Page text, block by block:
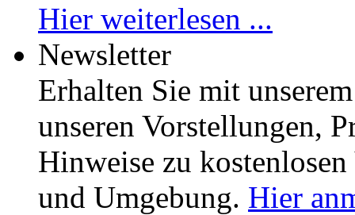
Hier weiterlesen ...
Newsletter
Erhalten Sie mit
unseren Vorstellungen,
Hinweise zu
und Umgebung. Hier